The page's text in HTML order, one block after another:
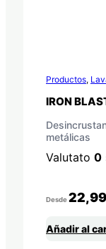
Productos,
IRON
metálicas
Valutato 0
Desde22,99
Añadir al